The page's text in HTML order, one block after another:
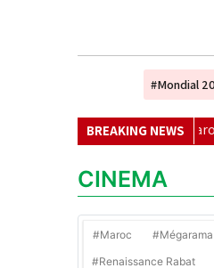
#Mondial
BREAKING NEWS
le match Maroc- Afrique du Sud
CINEMA
#Maroc
#Renaissance Rabat